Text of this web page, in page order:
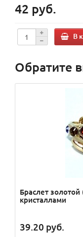
42 руб.
В
Обратите
Браслет
кристаллами
39.20 руб.